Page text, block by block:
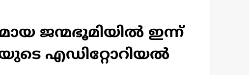
ജന്മഭൂമിയില്‍ ഇന്ന്
എഡിറ്റോറിയല്‍